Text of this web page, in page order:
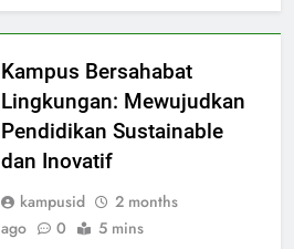
Kampus Bersahabat
Lingkungan: Mewujudkan
Pendidikan Sustainable
dan Inovatif
kampusid
2 months
ago
0 5 mins